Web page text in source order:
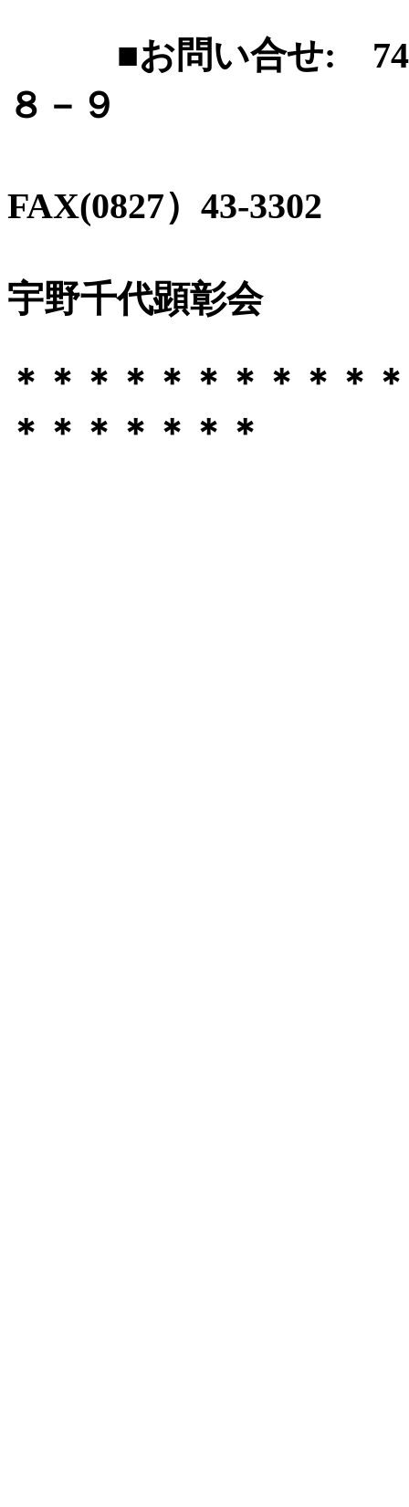
■お問い合せ: 741-
８－９
FAX(0827）43-3302
宇野千代顕彰会
＊＊＊＊＊＊＊＊＊＊
＊＊＊＊＊＊＊